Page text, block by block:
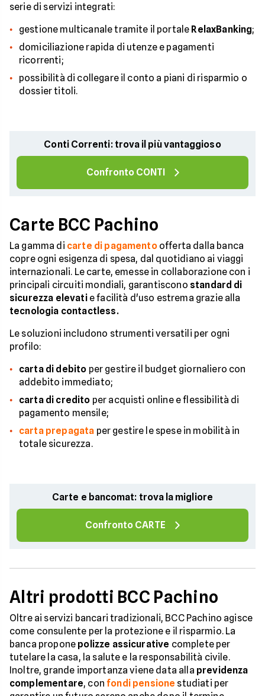
serie di servizi integrati:
gestione multicanale tramite il portale RelaxBanking;
domiciliazione rapida di utenze e pagamenti
ricorrenti;
possibilità di collegare il conto a piani di risparmio o
dossier titoli.
Conti Correnti: trova il più vantaggioso
Confronto CONTI
Carte BCC Pachino
La gamma di carte di pagamentoofferta dalla banca
copre ogni esigenza di spesa, dal quotidiano ai viaggi
internazionali. Le carte, emesse in collaborazione con i
principali circuiti mondiali, garantiscono standard di
sicurezza elevatie facilità d'uso estrema grazie alla
tecnologia contactless.
Le soluzioni includono strumenti versatili per ogni
profilo:
carta di debito per gestire il budget giornaliero con
addebito immediato;
carta di credito per acquisti online e flessibilità di
pagamento mensile;
carta prepagata per gestire le spese in mobilità in
totale sicurezza.
Carte e bancomat: trova la migliore
Confronto CARTE
Altri prodotti BCC Pachino
Oltre ai servizi bancari tradizionali, BCC Pachino agisce
come consulente per la protezione e il risparmio. La
banca propone polizze assicurative complete per
tutelare la casa, la salute e la responsabilità civile.
Inoltre, grande importanza viene data alla previdenza
complementare, confondi pensione studiati per